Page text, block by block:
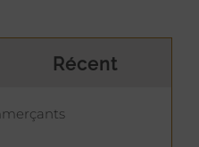
Récent